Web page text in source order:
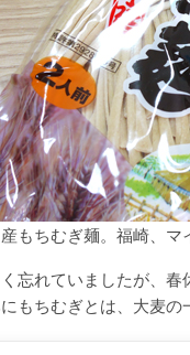
もちむぎ麺。福崎、マ
忘れていましたが、
もちむぎとは、大麦の